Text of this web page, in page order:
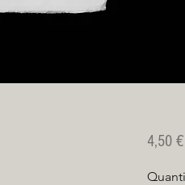
4,50 €